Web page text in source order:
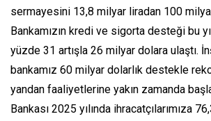
sermayesini 13,8 milyar liradan 100
Bankamızın kredi ve sigorta desteği bu
yüzde 31 artışla 26 milyar dolara ulaştı.
bankamız 60 milyar dolarlık destekle
yandan faaliyetlerine yakın zamanda
Bankası 2025 yılında ihracatçılarımıza